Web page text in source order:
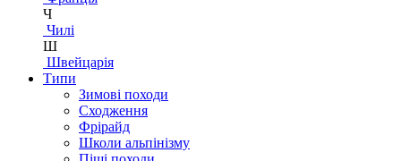
Ч
Чилі
Ш
Швейцарія
Типи
Зимові походи
Сходження
Фрірайд
Школи альпінізму